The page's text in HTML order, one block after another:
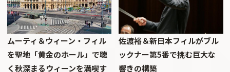
ムーティ＆ウィーン・フィル
を聖地「黄金のホール」で聴
く秋深まるウィーンを満喫す
佐渡裕＆新日本フィルがブル
ックナー第5番で挑む巨大な
響きの構築